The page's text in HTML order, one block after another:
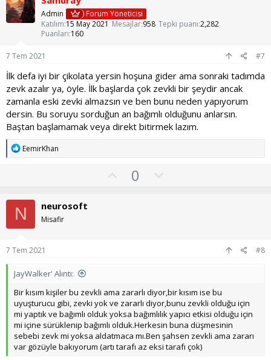
r
:
a
s
o
y
l
a
Admin
Forum Yöneticisi
Katılım 15 May 2021 Mesajlar 958 Tepki puanı 2,282
Puanları 160
7 Tem 2021 #7
İlk defa iyi bir çikolata yersin hoşuna gider ama sonraki tadımda
zevk azalır ya, öyle. İlk başlarda çok zevkli bir şeydir ancak
zamanla eski zevki almazsın ve ben bunu neden yapıyorum
dersin. Bu soruyu sorduğun an bağımlı olduğunu anlarsın.
Baştan başlamamak veya direkt bitirmek lazım.
T
e
r
EemirKhan
O0
y
l
a
N neurosoft
Misafir
7 Tem 2021 #8
JayWalker' Alıntı:
Bir kısım kişiler bu zevkli ama zararlı diyor,bir kısım ise bu
uyuşturucu gibi, zevki yok ve zararlı diyor,bunu zevkli olduğu için
mi yaptık ve bağımlı olduk yoksa bağımlılık yapıcı etkisi olduğu için
mi içine sürüklenip bağımlı olduk.Herkesin buna düşmesinin
sebebi zevk mi yoksa aldatmaca mı.Ben şahsen zevkli ama zararı
var gözüyle bakıyorum (artı tarafı az eksi tarafı çok)